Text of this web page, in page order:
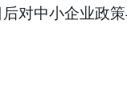
中小企业政策